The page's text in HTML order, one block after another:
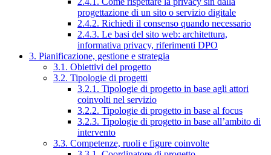
progettazione di un sito o servizio digitale
2.4.2. Richiedi il consenso quando necessario
2.4.3. Le basi del sito web: architettura,
informativa privacy, riferimenti DPO
3. Pianificazione, gestione e strategia
3.1. Obiettivi del progetto
3.2. Tipologie di progetti
3.2.1. Tipologie di progetto in base agli attori
coinvolti nel servizio
3.2.2. Tipologie di progetto in base al focus
3.2.3. Tipologie di progetto in base all’ambito di
intervento
3.3. Competenze, ruoli e figure coinvolte